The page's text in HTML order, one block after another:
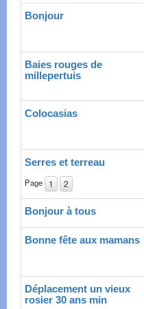
Bonjour
Baies rouges de
millepertuis
Colocasias
Serres et terreau
Page 1 2
Bonjour à tous
Bonne fête aux mamans
Déplacement un vieux
rosier 30 ans min